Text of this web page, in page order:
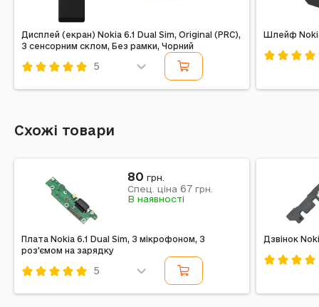
Дисплей (екран) Nokia 6.1 Dual Sim, Original (PRC),
З сенсорним склом, Без рамки, Чорний
5
Шлейф
Схожі товари
Плата Nokia 6.1 Dual Sim, З мікрофоном, З
роз'ємом на зарядку
5
80 грн.
Спец. ціна 67 грн.
В наявності
Дзвінок